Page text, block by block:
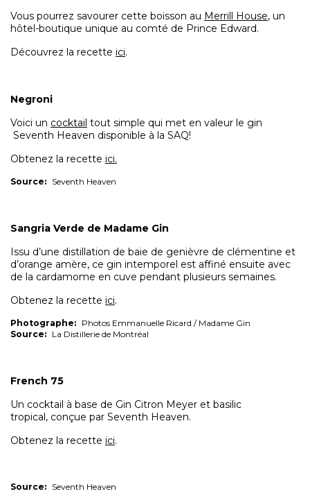
Vous pourrez savourer cette boisson au Merrill House, un
hôtel-boutique unique au comté de Prince Edward.
Découvrez la recette ici.
Negroni
Voici un cocktail tout simple qui met en valeur le gin
Seventh Heaven disponible à la SAQ!
Obtenez la recette ici.
Source: Seventh Heaven
Sangria Verde de Madame Gin
Issu d’une distillation de baie de genièvre de clémentine et
d’orange amère, ce gin intemporel est affiné ensuite avec
de la cardamome en cuve pendant plusieurs semaines.
Obtenez la recette ici.
Photographe: Photos Emmanuelle Ricard / Madame Gin
Source: La Distillerie de Montréal
French 75
Un cocktail à base de Gin Citron Meyer et basilic
tropical, conçue par Seventh Heaven.
Obtenez la recette ici.
Source: Seventh Heaven